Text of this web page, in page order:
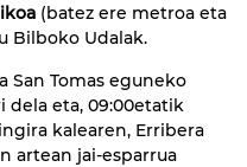
(batez ere metroa eta
Bilboko Udalak.
San Tomas eguneko
dela eta, 09:00etatik
kalearen, Erribera
artean jai-esparrua